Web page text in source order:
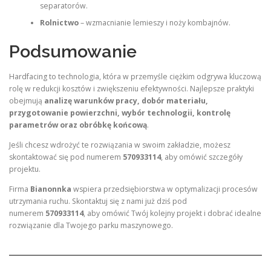
separatorów.
Rolnictwo– wzmacnianie lemieszy i noży kombajnów.
Podsumowanie
Hardfacing to technologia, która w przemyśle ciężkim odgrywa kluczową
rolę w redukcji kosztów i zwiększeniu efektywności. Najlepsze praktyki
obejmują analizę warunków pracy, dobór materiału,
przygotowanie powierzchni, wybór technologii, kontrolę
parametrów oraz obróbkę końcową.
Jeśli chcesz wdrożyć te rozwiązania w swoim zakładzie, możesz
skontaktować się pod numerem 570933114, aby omówić szczegóły
projektu.
Firma Bianonnka wspiera przedsiębiorstwa w optymalizacji procesów
utrzymania ruchu. Skontaktuj się z nami już dziś pod
numerem 570933114, aby omówić Twój kolejny projekt i dobrać idealne
rozwiązanie dla Twojego parku maszynowego.